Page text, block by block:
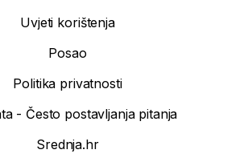
Uvjeti korištenja
Posao
Politika privatnosti
- Često postavljanja pitanja
Srednja.hr